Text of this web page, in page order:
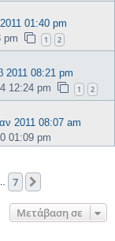
01:40 pm
pm 1 2
2011 08:21 pm
12:24 pm 1 2
2011 08:07 am
01:09 pm
7
Μετάβαση σε